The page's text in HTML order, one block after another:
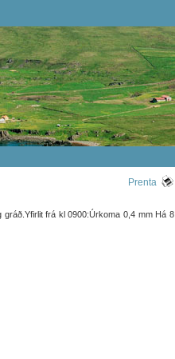
Prenta
frá kl 0900:Úrkoma 0,4 mm Há 8